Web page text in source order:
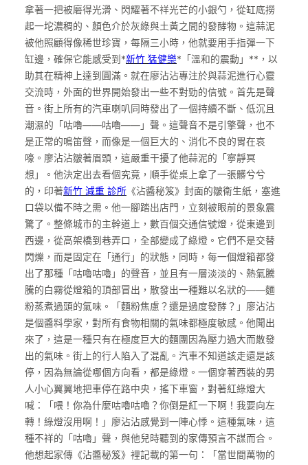
拿著一把被磨得光滑、閃耀著不祥光芒的小銀勺，從缸底撈
起一坨濃稠的、顏色介於灰綠與土黃之間的發酵物。這蒜泥
被他照顧得像稀世珍寶，每隔三小時，他就要用手指彈一下
缸邊，確保它能感受到*新竹 猛健樂*「溫和的震動」**，以
助其在精神上達到圓滿。就在廖沾沾專注於與蒜泥進行心靈
交流時，外面的世界開始發出一些不對勁的信號。首先是聲
音。街上所有的汽車喇叭同時發出了一個持續不斷、低沉且
潮濕的「咕嚕——咕嚕——」聲。這聲音不是引擎聲，也不
是正常的鳴笛聲，而像是一個巨大的、消化不良的胃在哀
嚎。廖沾沾皺著眉頭，這嚴重干擾了他蒜泥的「寧靜冥
想」。他決定出去看個究竟，順手從桌上拿了一張髒兮兮
的，印著新竹 減重 診所 《沾醬秘笈》封面的皺衛生紙，塞進
口袋以備不時之需。他一腳踏出店門，立刻被眼前的景象震
驚了。整條城市的主幹道上，數百個交通信號燈，從東邊到
西邊，從高架橋到巷弄口，全部變成了綠燈。它們不是交替
閃爍，而是固定在「通行」的狀態，同時，每一個燈箱都發
出了那種「咕嚕咕嚕」的聲音，並且有一層淡淡的、熱氣騰
騰的白霧從燈箱的頂部冒出，散發出一種難以名狀的——麵
粉蒸煮過頭的氣味。「麵粉焦慮？還是過度發酵？」廖沾沾
是個醬料學家，對所有食物相關的氣味都極度敏感。他聞出
來了，這是一種只有在極度巨大的麵團因為壓力過大而散發
出的氣味。街上的行人陷入了混亂。汽車不知道該走還是該
停，因為無論從哪個方向看，都是綠燈。一個穿著西裝的男
人小心翼翼地把車停在路中央，搖下車窗，對著紅綠燈大
喊：「喂！你為什麼咕嚕咕嚕？你倒是紅一下啊！我要向左
轉！綠燈沒用啊！」廖沾沾感覺到一陣心悸。這種氣味，這
種不祥的「咕嚕」聲，與他兒時聽到的家傳預言不謀而合。
他想起家傳《沾醬秘笈》裡記載的第一句：「當世間萬物的